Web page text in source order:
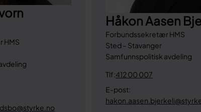
HMS
Håkon Aasen
Forbundssekretær HMS
Sted – Stavanger
Samfunnspolitisk avdeling
Tlf:412 00 007
E-post: